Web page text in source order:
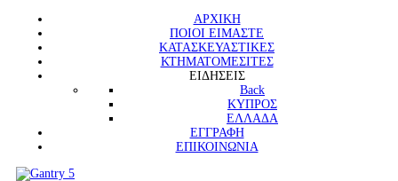
ΑΡΧΙΚΗ
ΠΟΙΟΙ ΕΙΜΑΣΤΕ
ΚΑΤΑΣΚΕΥΑΣΤΙΚΕΣ
ΚΤΗΜΑΤΟΜΕΣΙΤΕΣ
ΕΙΔΗΣΕΙΣ
Back
ΚΥΠΡΟΣ
ΕΛΛΑΔΑ
ΕΓΓΡΑΦΗ
ΕΠΙΚΟΙΝΩΝΙΑ